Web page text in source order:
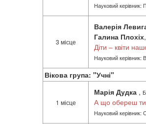
Науковий керівник:
3 місце
Валерія
Галина Плохіх,
Діти – квіти
Науковий керівник:
Вікова група: "Учні"
1 місце
Марія Дудка ,
А що обереш
Науковий керівник: